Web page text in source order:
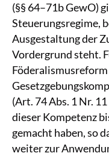
(§§ 64–71b GewO)
Steuerungsregime,
Ausgestaltung der
Vordergrund steht.
(Art. 74 Abs. 1 Nr.
dieser Kompetenz
gemacht haben, so
weiter zur